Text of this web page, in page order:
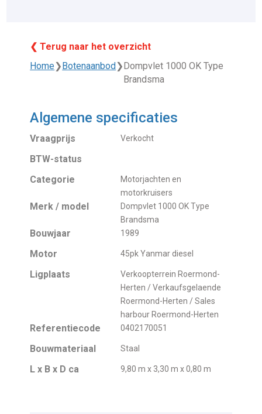
❮ Terug naar het overzicht
Home❯Botenaanbod❯Dompvlet 1000 OK Type
Brandsma
Algemene specificaties
Vraagprijs Verkocht
BTW-status
Categorie
Motorjachten en
motorkruisers
Merk / model
Dompvlet 1000 OK Type
Brandsma
Bouwjaar 1989
Motor 45pk Yanmar diesel
Ligplaats
Verkoopterrein Roermond-
Herten / Verkaufsgelaende
Roermond-Herten / Sales
harbour Roermond-Herten
Referentiecode 0402170051
Bouwmateriaal Staal
L x B x D ca 9,80 m x 3,30 m x 0,80 m